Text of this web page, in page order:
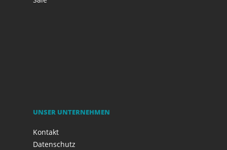
UNSER UNTERNEHMEN
Kontakt
Datenschutz